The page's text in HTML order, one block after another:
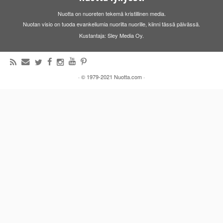
Nuotta on nuoreten tekemä kristillinen media.
Nuotan visio on tuoda evankeliumia nuorilta nuorille, kiinni tässä päivässä.
Kustantaja: Sley Media Oy.
· © 1979-2021 Nuotta.com ·